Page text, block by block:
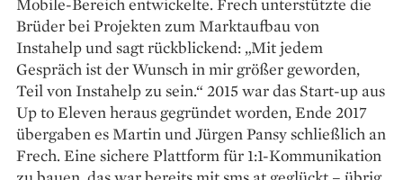
Brüder bei Projekten zum Marktaufbau von
Instahelp und sagt rückblickend: „Mit jedem
Gespräch ist der Wunsch in mir größer geworden,
Teil von Instahelp zu sein.“ 2015 war das Start-up aus
Up to Eleven heraus gegründet worden, Ende 2017
übergaben es Martin und Jürgen Pansy schließlich an
Frech. Eine sichere Plattform für 1:1-Kommunikation